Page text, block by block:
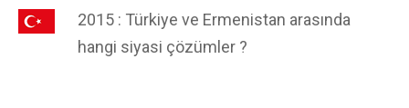
2015 : Türkiye ve Ermenistan arasında
hangi siyasi çözümler ?